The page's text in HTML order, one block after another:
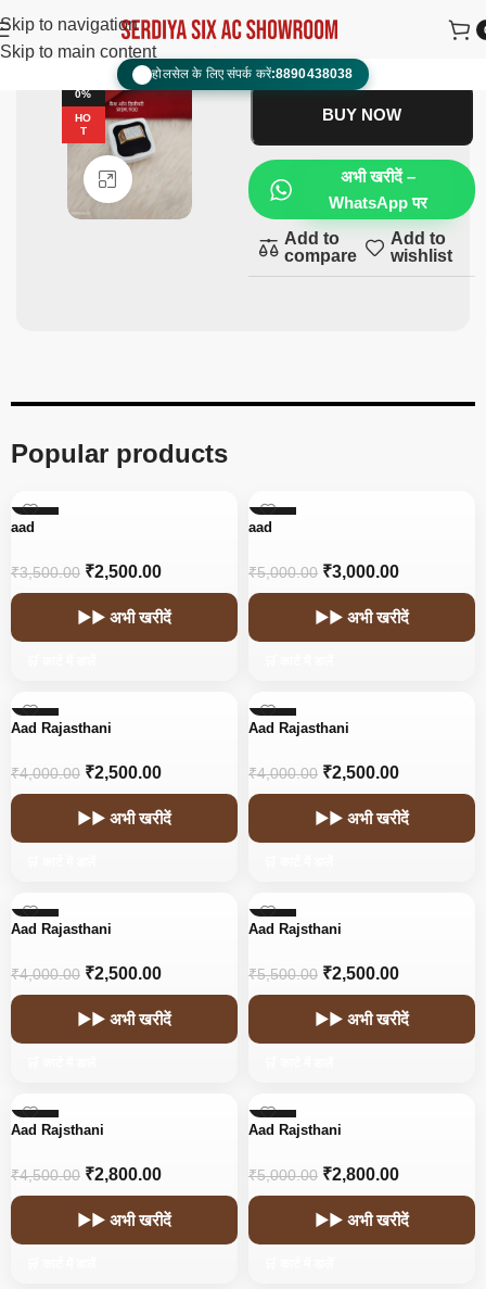
Skip to navigation
Skip to main content
📞 होलसेल के लिए संपर्क करें:8890438038
0%
HO
T
Click to enlarge
anguthi fancy
₹1,800.00
BUY NOW
अभी खरीदें –
WhatsApp पर
Add to
compare
Add to
wishlist
Popular products
-29%
aad
₹3,500.00 ₹2,500.00
▶▶ अभी खरीदें
-40%
aad
₹5,000.00 ₹3,000.00
▶▶ अभी खरीदें
-38%
Aad Rajasthani
₹4,000.00 ₹2,500.00
▶▶ अभी खरीदें
-38%
Aad Rajasthani
₹4,000.00 ₹2,500.00
▶▶ अभी खरीदें
-38%
Aad Rajasthani
₹4,000.00 ₹2,500.00
▶▶ अभी खरीदें
-55%
Aad Rajsthani
₹5,500.00 ₹2,500.00
▶▶ अभी खरीदें
-38%
Aad Rajsthani
₹4,500.00 ₹2,800.00
▶▶ अभी खरीदें
-44%
Aad Rajsthani
₹5,000.00 ₹2,800.00
▶▶ अभी खरीदें